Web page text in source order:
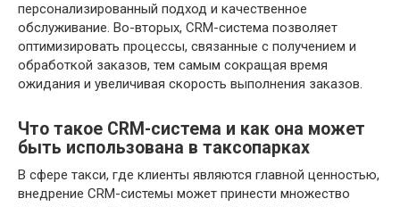
персонализированный подход и качественное
обслуживание. Во-вторых, CRM-система позволяет
оптимизировать процессы, связанные с получением и
обработкой заказов, тем самым сокращая время
ожидания и увеличивая скорость выполнения заказов.
Что такое CRM-система и как она может
быть использована в таксопарках
В сфере такси, где клиенты являются главной ценностью,
внедрение CRM-системы может принести множество